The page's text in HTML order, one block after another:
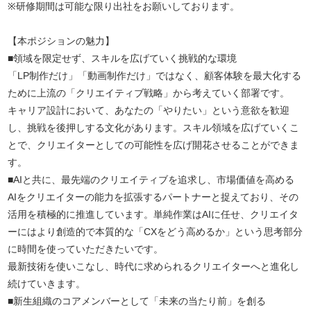
※研修期間は可能な限り出社をお願いしております。
【本ポジションの魅力】
■領域を限定せず、スキルを広げていく挑戦的な環境
「LP制作だけ」「動画制作だけ」ではなく、顧客体験を最大化する
ために上流の「クリエイティブ戦略」から考えていく部署です。
キャリア設計において、あなたの「やりたい」という意欲を歓迎
し、挑戦を後押しする文化があります。スキル領域を広げていくこ
とで、クリエイターとしての可能性を広げ開花させることができま
す。
■AIと共に、最先端のクリエイティブを追求し、市場価値を高める
AIをクリエイターの能力を拡張するパートナーと捉えており、その
活用を積極的に推進しています。単純作業はAIに任せ、クリエイタ
ーにはより創造的で本質的な「CXをどう高めるか」という思考部分
に時間を使っていただきたいです。
最新技術を使いこなし、時代に求められるクリエイターへと進化し
続けていきます。
■新生組織のコアメンバーとして「未来の当たり前」を創る